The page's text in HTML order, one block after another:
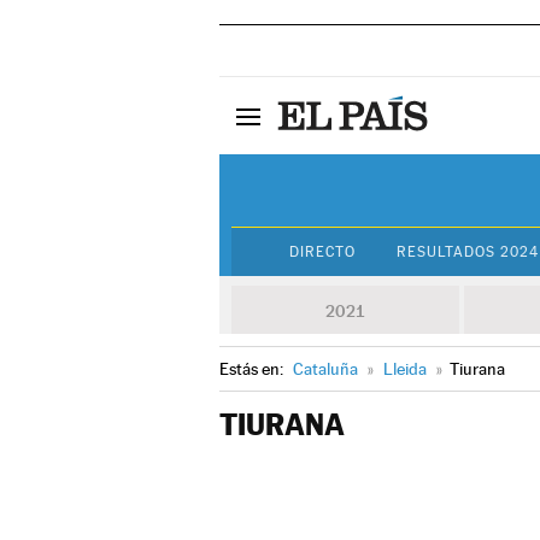
DIRECTO RESULTADOS 2024
2021
Estás en: Cataluña » Lleida » Tiurana
TIURANA